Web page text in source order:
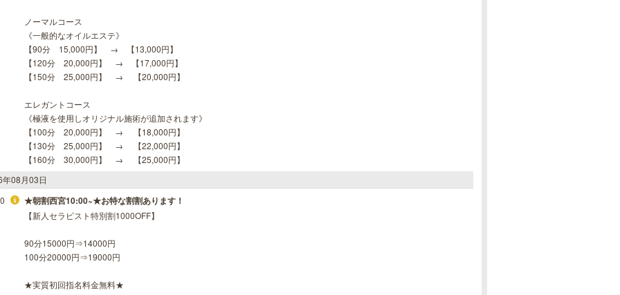
ノーマルコース
《一般的なオイルエステ》
【90分 15,000円】 → 【13,000円】
【120分 20,000円】 → 【17,000円】
【150分 25,000円】 → 【20,000円】
エレガントコース
《極液を使用しオリジナル施術が追加されます》
【100分 20,000円】 → 【18,000円】
【130分 25,000円】 → 【22,000円】
【160分 30,000円】 → 【25,000円】
08月03日
★朝割西宮10:00~★お特な割割あります！
【新人セラピスト特別割1000OFF】
90分15000円⇒14000円
100分20000円⇒19000円
★実質初回指名料金無料★